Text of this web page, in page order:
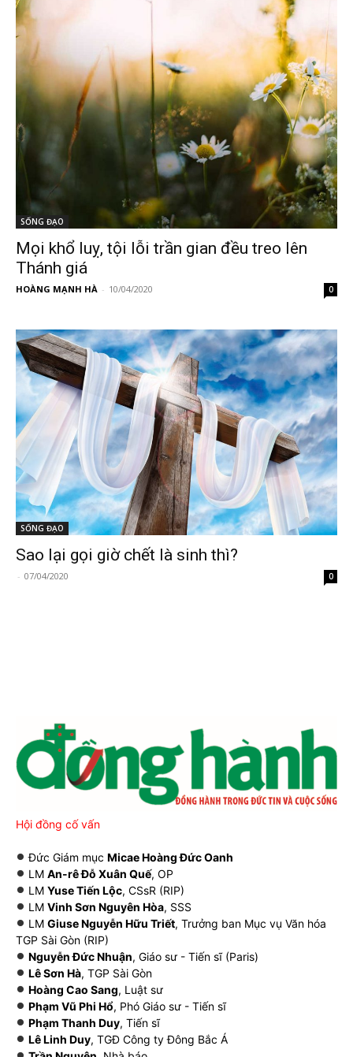
SỐNG ĐẠO
Mọi khổ luỵ, tội lỗi trần gian đều treo lên
Thánh giá
HOÀNG MẠNH HÀ - 10/04/2020 0
SỐNG ĐẠO
Sao lại gọi giờ chết là sinh thì?
- 07/04/2020 0
Hội đồng cố vấn
Đức Giám mục Micae Hoàng Đức Oanh
LM An-rê Đỗ Xuân Quế, OP
LM Yuse Tiến Lộc, CSsR (RIP)
LM Vinh Sơn Nguyên Hòa, SSS
LM Giuse Nguyễn Hữu Triết, Trưởng ban Mục vụ Văn hóa
TGP Sài Gòn (RIP)
Nguyễn Đức Nhuận, Giáo sư - Tiến sĩ (Paris)
Lê Sơn Hà, TGP Sài Gòn
Hoàng Cao Sang, Luật sư
Phạm Vũ Phi Hổ, Phó Giáo sư - Tiến sĩ
Phạm Thanh Duy, Tiến sĩ
Lê Linh Duy, TGĐ Công ty Đông Bắc Á